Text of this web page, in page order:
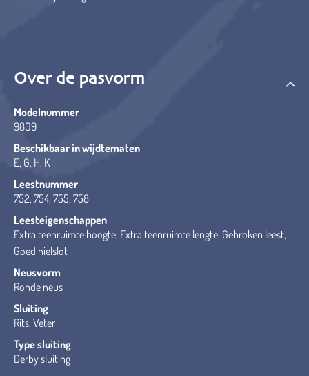
Over de pasvorm
Modelnummer
9809
Beschikbaar in wijdtematen
E, G, H, K
Leestnummer
752, 754, 755, 758
Leesteigenschappen
Extra teenruimte hoogte, Extra teenruimte lengte, Gebroken leest,
Goed hielslot
Neusvorm
Ronde neus
Sluiting
Rits, Veter
Type sluiting
Derby sluiting